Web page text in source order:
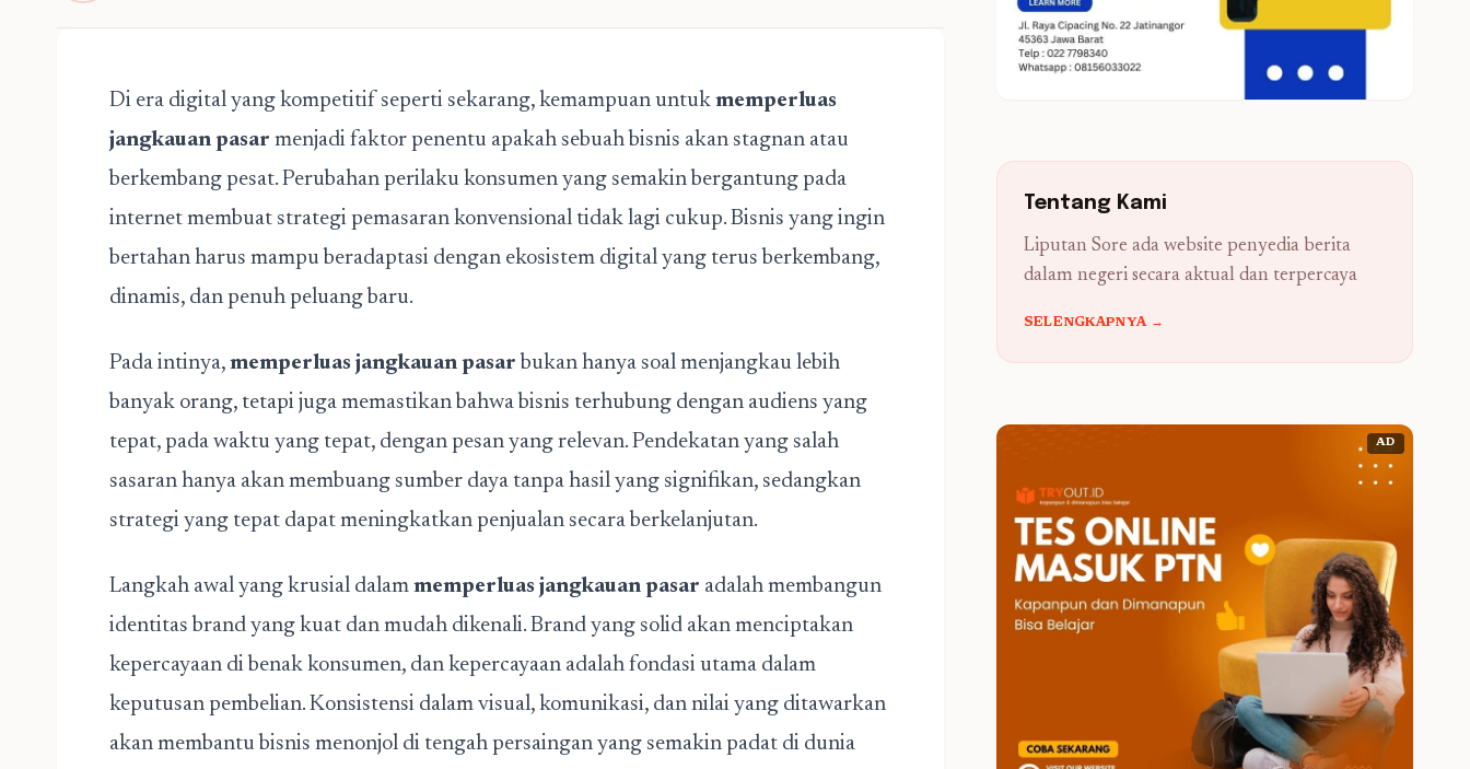
Di era digital yang kompetitif seperti sekarang, kemampuan untuk memperluas
jangkauan pasar menjadi faktor penentu apakah sebuah bisnis akan stagnan atau
berkembang pesat. Perubahan perilaku konsumen yang semakin bergantung pada
internet membuat strategi pemasaran konvensional tidak lagi cukup. Bisnis yang ingin
bertahan harus mampu beradaptasi dengan ekosistem digital yang terus berkembang,
dinamis, dan penuh peluang baru.
Pada intinya, memperluas jangkauan pasar bukan hanya soal menjangkau lebih
banyak orang, tetapi juga memastikan bahwa bisnis terhubung dengan audiens yang
tepat, pada waktu yang tepat, dengan pesan yang relevan. Pendekatan yang salah
sasaran hanya akan membuang sumber daya tanpa hasil yang signifikan, sedangkan
strategi yang tepat dapat meningkatkan penjualan secara berkelanjutan.
Langkah awal yang krusial dalam memperluas jangkauan pasar adalah membangun
identitas brand yang kuat dan mudah dikenali. Brand yang solid akan menciptakan
kepercayaan di benak konsumen, dan kepercayaan adalah fondasi utama dalam
keputusan pembelian. Konsistensi dalam visual, komunikasi, dan nilai yang ditawarkan
akan membantu bisnis menonjol di tengah persaingan yang semakin padat di dunia
Tentang Kami
Liputan Sore ada website penyedia berita
dalam negeri secara aktual dan terpercaya
SELENGKAPNYA →
AD